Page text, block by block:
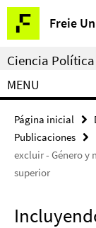
Springe
direkt
zu
Inhalt
Freie
de
navegación
Ciencia Política
MENU
Página inicial
Publicaciones
excluir - Género y
superior